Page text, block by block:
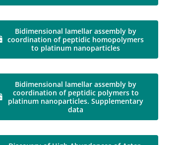
Bidimensional lamellar assembly by
coordination of peptidic homopolymers
to platinum nanoparticles
Bidimensional lamellar assembly by
coordination of peptidic polymers to
platinum nanoparticles. Supplementary
data